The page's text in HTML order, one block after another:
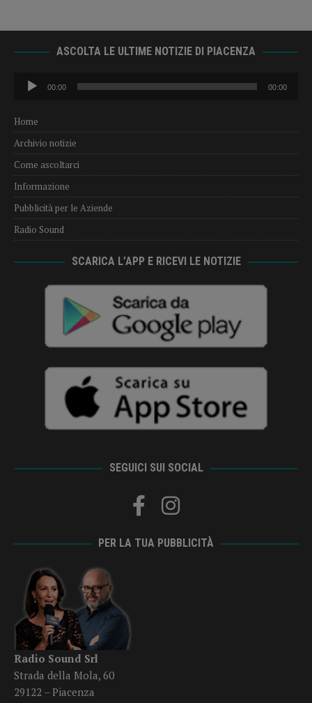
ASCOLTA LE ULTIME NOTIZIE DI PIACENZA
Audio
Player
00:00 00:00
Home
Archivio notizie
Come ascoltarci
Informazione
Pubblicità per le Aziende
Radio Sound
SCARICA L’APP E RICEVI LE NOTIZIE
SEGUICI SUI SOCIAL
PER LA TUA PUBBLICITÀ
Radio Sound Srl
Strada della Mola, 60
29122 – Piacenza